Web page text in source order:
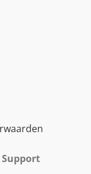
Support